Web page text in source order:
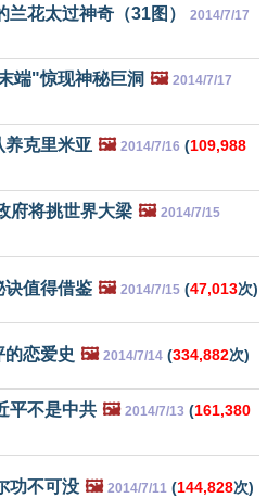
兰花太过神奇（31图） 2014/7/17
端"惊现神秘巨洞 🖼️ 2014/7/17
克里米亚 🖼️ 2014/7/16 (109,988
府将挑世界大梁 🖼️ 2014/7/15
诀值得借鉴 🖼️ 2014/7/15 (47,013次)
恋爱史 🖼️ 2014/7/14 (334,882次)
平不是中共 🖼️ 2014/7/13 (161,380
功不可没 🖼️ 2014/7/11 (144,828次)